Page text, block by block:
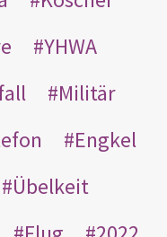
YHWA
Militär
Engkel
Übelkeit